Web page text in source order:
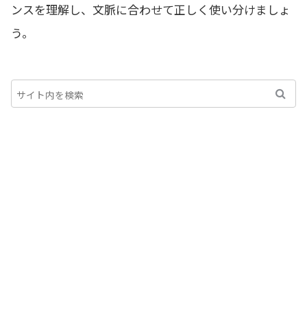
ンスを理解し、文脈に合わせて正しく使い分けましょ
う。